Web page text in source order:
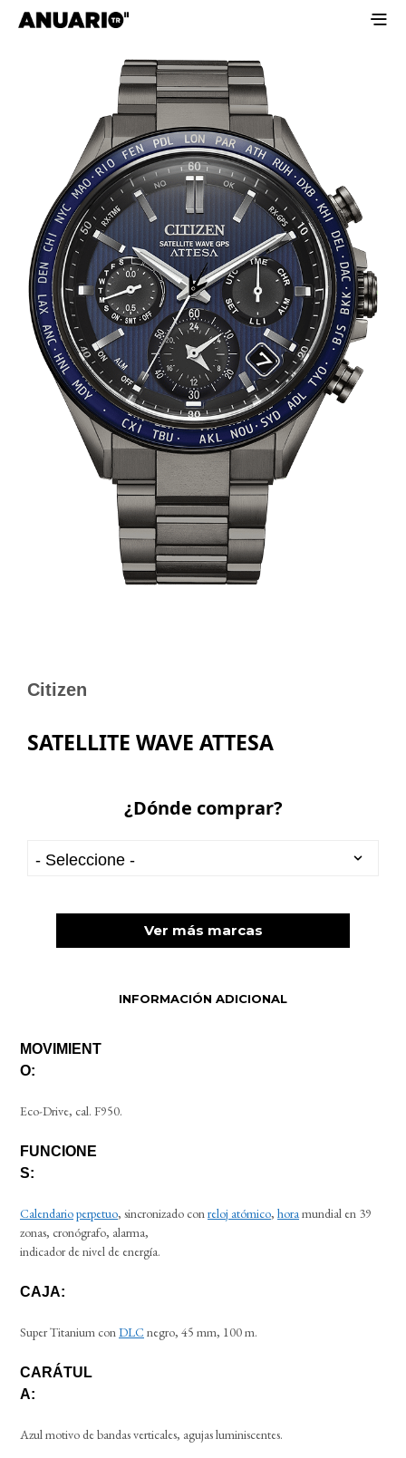
Citizen
SATELLITE WAVE ATTESA
¿Dónde comprar?
Ver más marcas
INFORMACIÓN ADICIONAL
MOVIMIENT
O:
Eco-Drive, cal. F950.
FUNCIONE
S:
Calendarioperpetuo, sincronizado conreloj atómico, horamundial en 39
zonas, cronógrafo, alarma,
indicador de nivel de energía.
CAJA:
Super Titanium conDLC negro, 45 mm, 100 m.
CARÁTUL
A:
Azul motivo de bandas verticales, agujas luminiscentes.